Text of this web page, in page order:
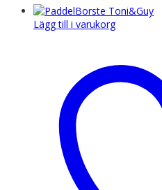
Lägg till i varukorg